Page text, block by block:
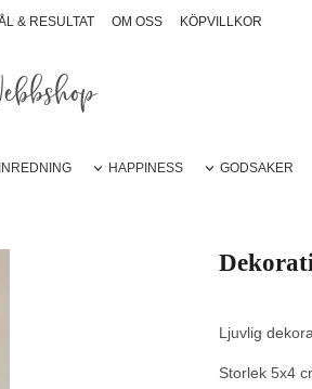
& RESULTAT OM OSS KÖPVILLKOR
INREDNING HAPPINESS GODSAKER
Ljuvlig
Storlek 5x4